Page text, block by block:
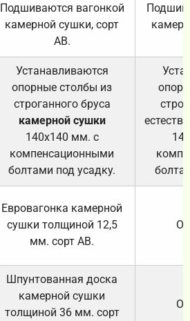
Подшиваются вагонкой
камерной сушки, сорт
АВ.
Устанавливаются
опорные столбы из
строганного бруса
камерной сушки
140х140 мм. с
компенсационными
болтами под усадку.
Евровагонка камерной
сушки толщиной 12,5
мм. сорт АВ.
Шпунтованная доска
камерной сушки
толщиной 36 мм. сорт